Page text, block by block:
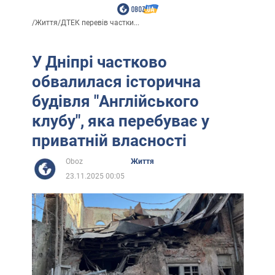
/Життя/ДТЕК перевів частки...
У Дніпрі частково
обвалилася історична
будівля "Англійського
клубу", яка перебуває у
приватній власності
Oboz
Життя
23.11.2025 00:05